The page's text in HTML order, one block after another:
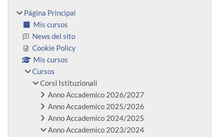
Página Principal
Mis cursos
News del sito
Cookie Policy
Mis cursos
Cursos
Corsi Istituzionali
Anno Accademico 2026/2027
Anno Accademico 2025/2026
Anno Accademico 2024/2025
Anno Accademico 2023/2024